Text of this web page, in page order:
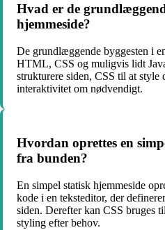
Hvad er de
hjemmeside?
De grundlæggende byggesten i
HTML, CSS og muligvis lidt
strukturere siden, CSS til at
interaktivitet om nødvendigt.
Hvordan oprettes en
fra bunden?
En simpel statisk hjemmeside
kode i en teksteditor, der
siden. Derefter kan CSS bruges
styling efter behov.